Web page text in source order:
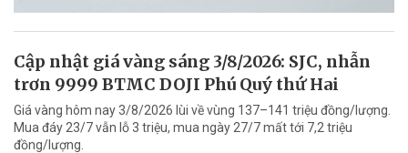
Cập nhật giá vàng sáng 3/8/2026: SJC, nhẫn
trơn 9999 BTMC DOJI Phú Quý thứ Hai
Giá vàng hôm nay 3/8/2026 lùi về vùng 137–141 triệu đồng/lượng.
Mua đáy 23/7 vẫn lỗ 3 triệu, mua ngày 27/7 mất tới 7,2 triệu
đồng/lượng.